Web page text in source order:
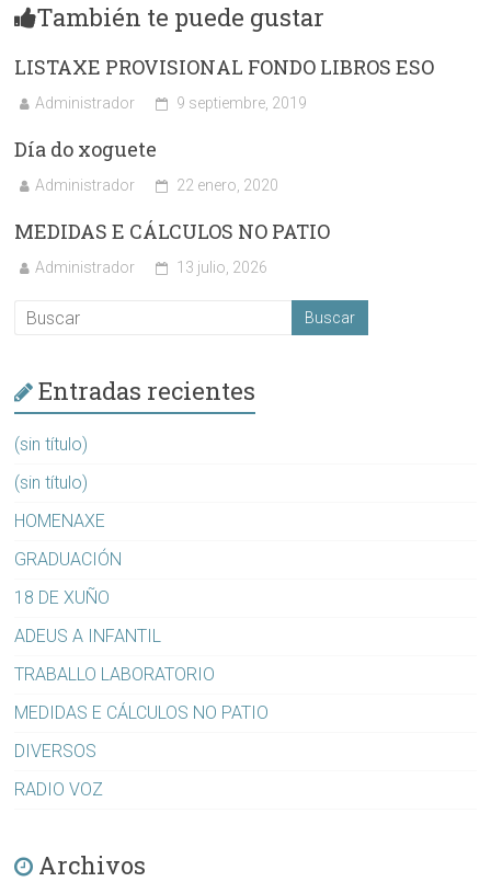
También te puede gustar
LISTAXE PROVISIONAL FONDO LIBROS ESO
Administrador 9 septiembre, 2019
Día do xoguete
Administrador 22 enero, 2020
MEDIDAS E CÁLCULOS NO PATIO
Administrador 13 julio, 2026
Entradas recientes
(sin título)
(sin título)
HOMENAXE
GRADUACIÓN
18 DE XUÑO
ADEUS A INFANTIL
TRABALLO LABORATORIO
MEDIDAS E CÁLCULOS NO PATIO
DIVERSOS
RADIO VOZ
Archivos